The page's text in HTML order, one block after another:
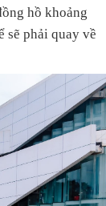
hồ khoảng
sẽ phải quay về